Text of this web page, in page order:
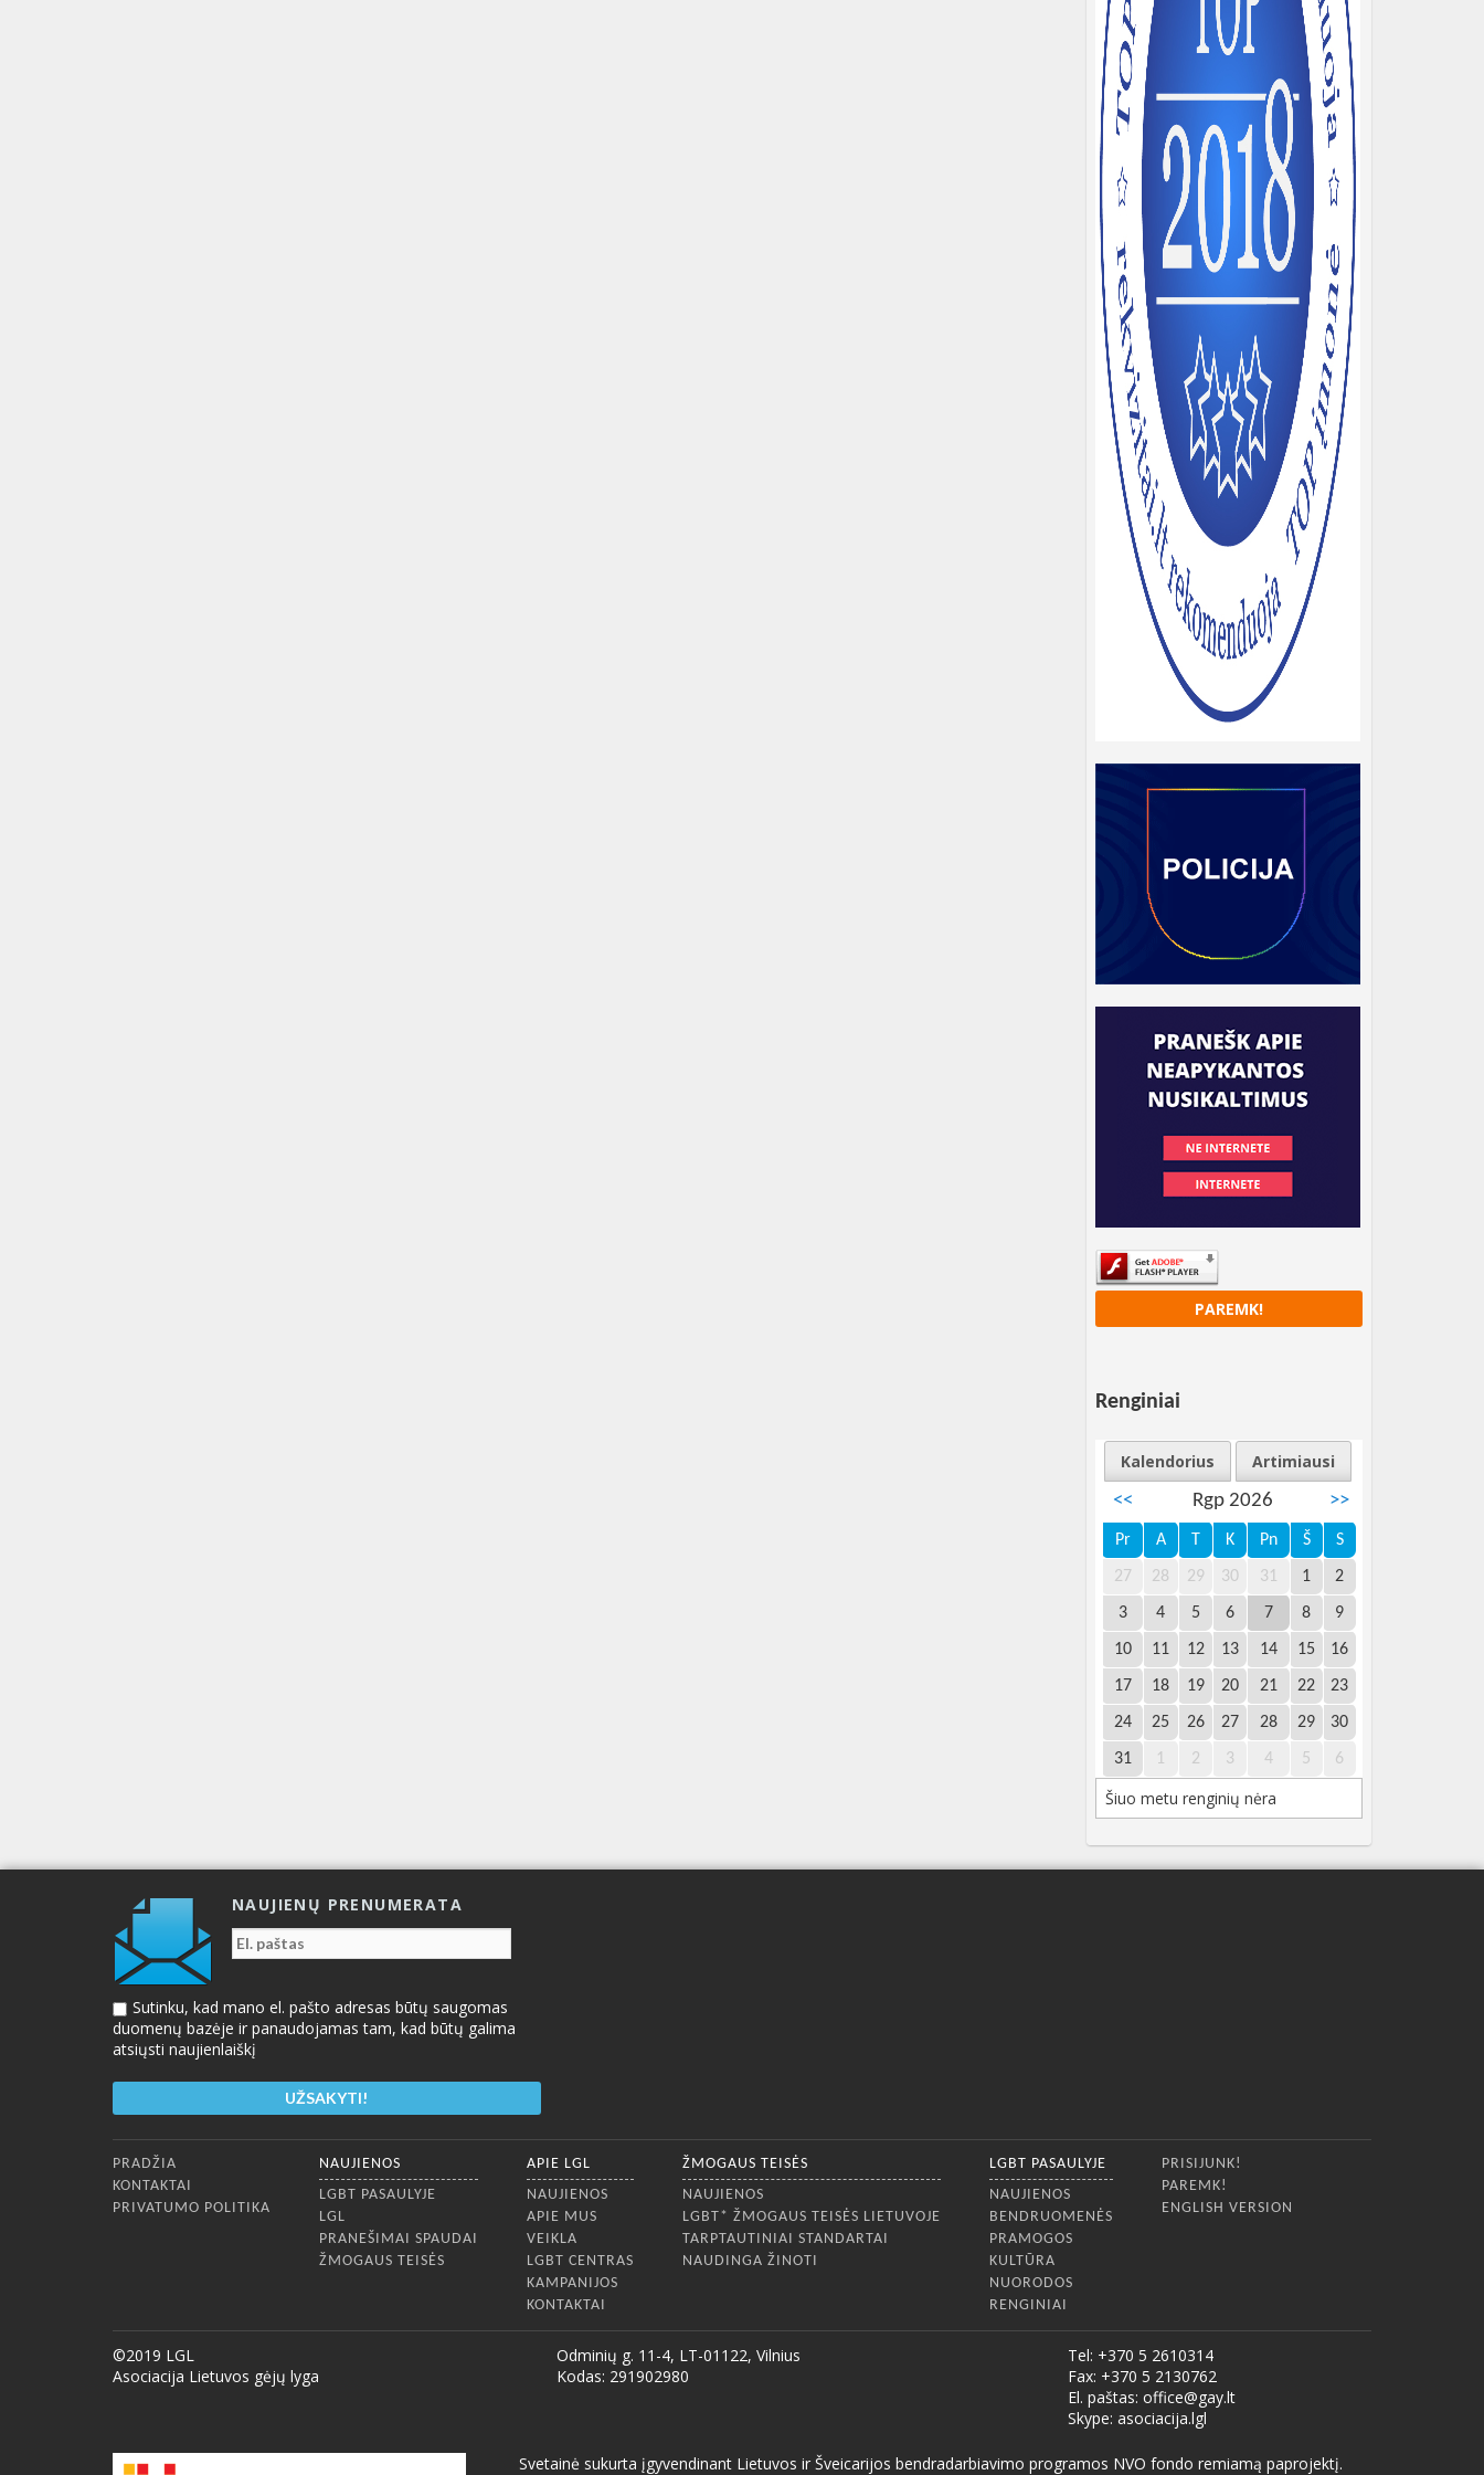
PAREMK!
Renginiai
Kalendorius
Artimiausi
<<
Rgp 2026 >>
Pr A T K Pn Š S
27 28 29 30 31 1 2
3 4 5 6 7 8 9
10 11 12 13 14 15 16
17 18 19 20 21 22 23
24 25 26 27 28 29 30
31 1 2 3 4 5 6
Šiuo metu renginių nėra
NAUJIENŲ PRENUMERATA
Sutinku, kad mano el. pašto adresas būtų saugomas
duomenų bazėje ir panaudojamas tam, kad būtų galima
atsiųsti naujienlaiškį
Apatinis meniu
PRADŽIA
KONTAKTAI
PRIVATUMO POLITIKA
NAUJIENOS
LGBT PASAULYJE
LGL
PRANEŠIMAI SPAUDAI
ŽMOGAUS TEISĖS
APIE LGL
NAUJIENOS
APIE MUS
VEIKLA
LGBT CENTRAS
KAMPANIJOS
KONTAKTAI
ŽMOGAUS TEISĖS
NAUJIENOS
LGBT* ŽMOGAUS TEISĖS LIETUVOJE
TARPTAUTINIAI STANDARTAI
NAUDINGA ŽINOTI
LGBT PASAULYJE
NAUJIENOS
BENDRUOMENĖS
PRAMOGOS
KULTŪRA
NUORODOS
RENGINIAI
PRISIJUNK!
PAREMK!
ENGLISH VERSION
©2019 LGL
Asociacija Lietuvos gėjų lyga
Odminių g. 11-4, LT-01122, Vilnius
Kodas: 291902980
Tel: +370 5 2610314
Fax: +370 5 2130762
El. paštas: office@gay.lt
Skype: asociacija.lgl
Svetainė sukurta įgyvendinant Lietuvos ir Šveicarijos bendradarbiavimo programos NVO fondo remiamą paprojektį.